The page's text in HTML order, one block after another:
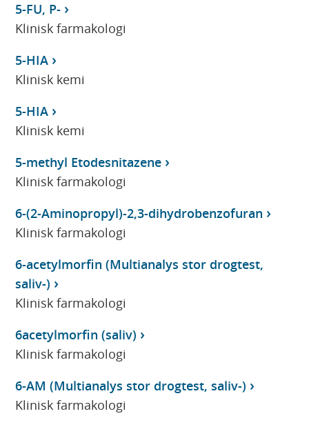
5-FU, P-
Klinisk farmakologi
5-HIA
Klinisk kemi
5-HIA
Klinisk kemi
5-methyl Etodesnitazene
Klinisk farmakologi
6-(2-Aminopropyl)-2,3-dihydrobenzofuran
Klinisk farmakologi
6-acetylmorfin (Multianalys stor drogtest,
saliv-)
Klinisk farmakologi
6acetylmorfin (saliv)
Klinisk farmakologi
6-AM (Multianalys stor drogtest, saliv-)
Klinisk farmakologi